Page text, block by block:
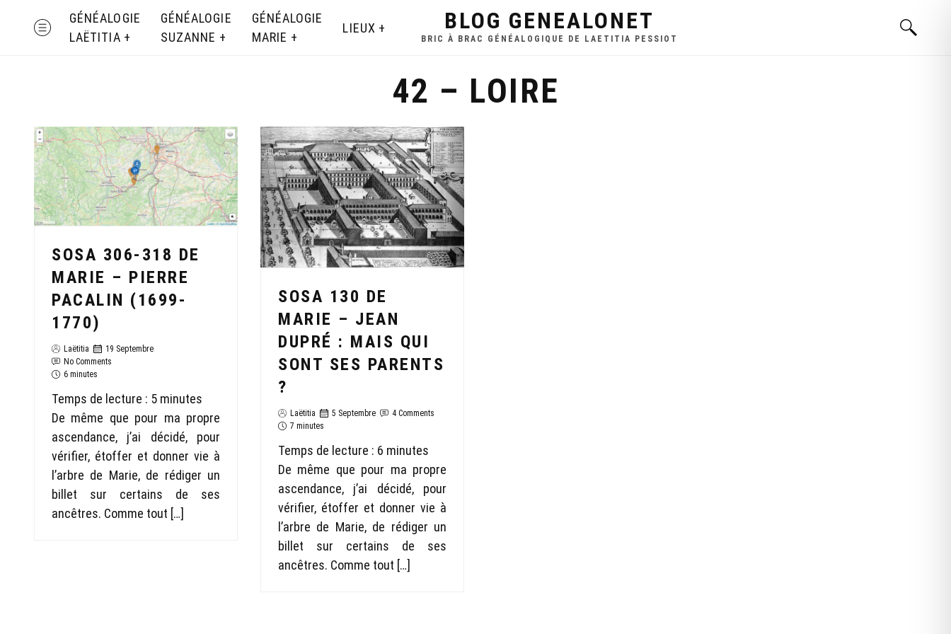
MENU
GÉNÉALOGIE
LAËTITIA
GÉNÉALOGIE
SUZANNE
GÉNÉALOGIE
MARIE
LIEUX BLOG GENEALONET
BRIC À BRAC GÉNÉALOGIQUE DE LAETITIA PESSIOT
42 – LOIRE
SOSA 306-318 DE
MARIE – PIERRE
PACALIN (1699-
1770)
Laëtitia
19 Septembre
No Comments
6 minutes
Temps de lecture : 5 minutes
De même que pour ma propre
ascendance, j’ai décidé, pour
vérifier, étoffer et donner vie à
l’arbre de Marie, de rédiger un
billet sur certains de ses
ancêtres. Comme tout […]
SOSA 130 DE
MARIE – JEAN
DUPRÉ : MAIS QUI
SONT SES PARENTS
?
Laëtitia 5 Septembre
4 Comments
7 minutes
Temps de lecture : 6 minutes
De même que pour ma propre
ascendance, j’ai décidé, pour
vérifier, étoffer et donner vie à
l’arbre de Marie, de rédiger un
billet sur certains de ses
ancêtres. Comme tout […]